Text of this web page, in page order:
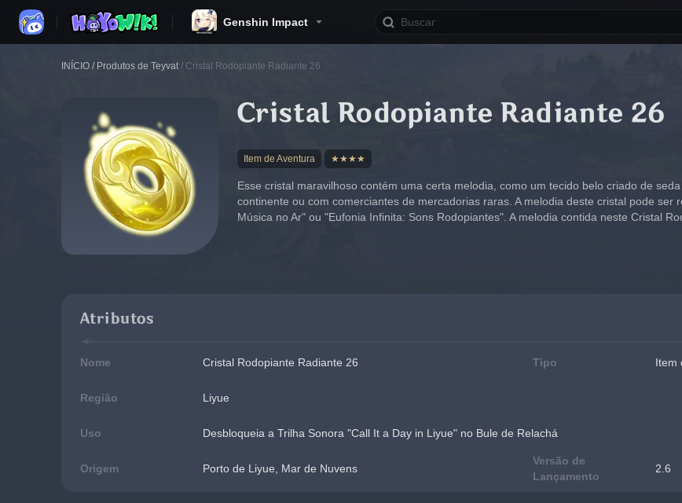
Genshin Impact
INÍCIO / Produtos de Teyvat / Cristal Rodopiante Radiante 26
Cristal Rodopiante Radiante 26
Item de Aventura ★★★★
Esse cristal maravilhoso contém uma certa melodia, como um tecido belo criado de
continente ou com comerciantes de mercadorias raras. A melodia deste cristal pode ser
Música no Ar" ou "Eufonia Infinita: Sons Rodopiantes". A melodia contida neste Cristal
Atributos
Nome Cristal Rodopiante Radiante 26 Tipo Item
Região Liyue
Uso Desbloqueia a Trilha Sonora "Call It a Day in Liyue" no Bule de Relachá
Origem Porto de Liyue, Mar de Nuvens
Versão de
Lançamento
2.6